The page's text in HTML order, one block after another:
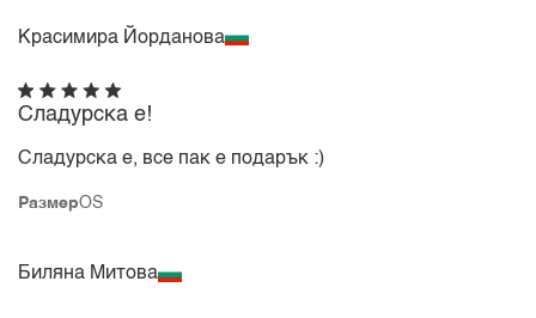
Красимира Йорданова
РазмерOS
Сладурска е!
Сладурска е, все пак е подарък :)
Биляна Митова